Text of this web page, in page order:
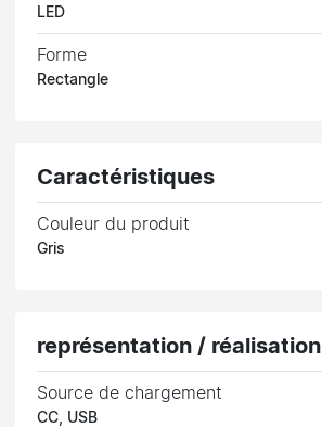
LED
Forme
Rectangle
Caractéristiques
Couleur du produit
Gris
représentation / réalisation
Source de chargement
CC, USB